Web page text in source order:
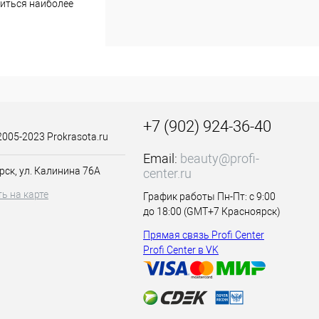
наиболее
2023 Prokrasota.ru
ул. Калинина 76А
на карте
+7 (902) 924-36-40
Email: beauty@profi-
center.ru
График работы Пн-Пт: с 9:00
до 18:00 (GMT+7 Красноярск)
Прямая связь Profi Center
Profi Center в VK